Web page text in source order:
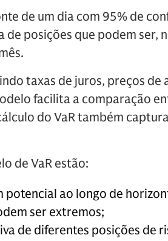
de um dia com 95% de
posições que podem ser,
taxas de juros, preços de
facilita a comparação
do VaR também
de VaR estão:
potencial ao longo de
ser extremos;
de diferentes posições de